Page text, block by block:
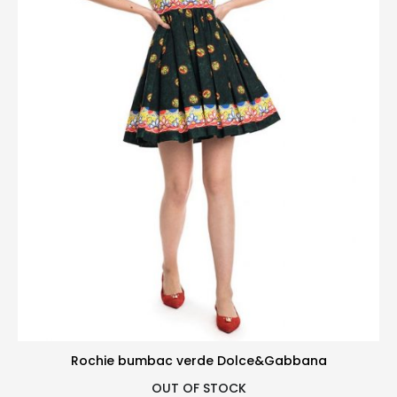
Rochie bumbac verde Dolce&Gabbana
OUT OF STOCK